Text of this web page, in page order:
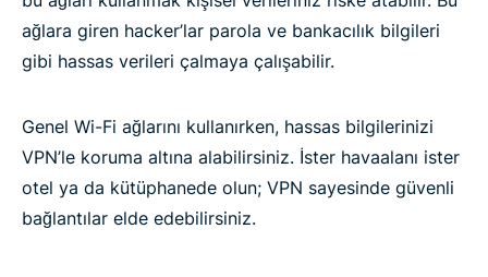
ağlara giren hacker’lar parola ve bankacılık bilgileri
gibi hassas verileri çalmaya çalışabilir.
Genel Wi-Fi ağlarını kullanırken, hassas bilgilerinizi
VPN’le koruma altına alabilirsiniz. İster havaalanı ister
otel ya da kütüphanede olun; VPN sayesinde güvenli
bağlantılar elde edebilirsiniz.